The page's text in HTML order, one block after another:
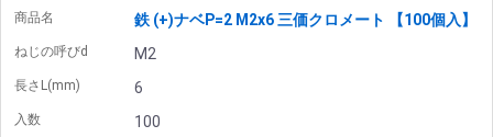
商品名 鉄 (+)ナベP=2 M2x6 三価クロメート 【100個入】
ねじの呼びd M2
長さL(mm) 6
入数 100